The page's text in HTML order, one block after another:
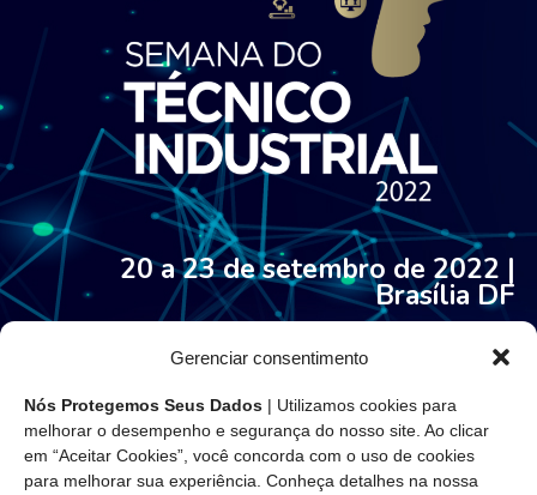
Gerenciar consentimento
Nós Protegemos Seus Dados | Utilizamos cookies para
melhorar o desempenho e segurança do nosso site. Ao clicar
em “Aceitar Cookies”, você concorda com o uso de cookies
para melhorar sua experiência. Conheça detalhes na nossa
20 a 23 de setembro de 2022 |
Brasília DF